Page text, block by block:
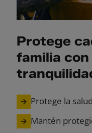
Protege
familia
Protege la
Mantén